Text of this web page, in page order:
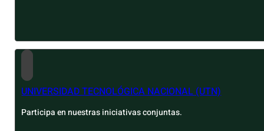
UNIVERSIDAD TECNOLÓGICA NACIONAL (UTN)
Participa en nuestras iniciativas conjuntas.